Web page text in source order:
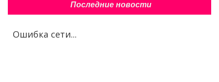
Последние новости
Ошибка сети...